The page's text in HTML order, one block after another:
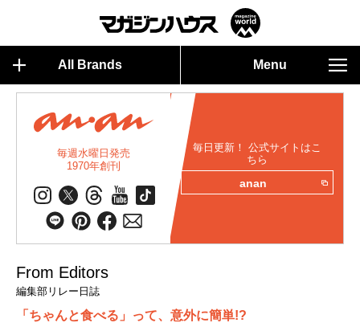
All Brands Menu
毎週水曜日発売
1970年創刊
毎日更新！ 公式サイトはこ
ちら
anan
From Editors
編集部リレー日誌
「ちゃんと食べる」って、意外に簡単!?